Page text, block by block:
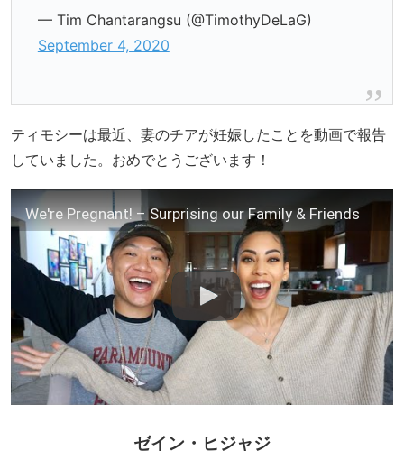
— Tim Chantarangsu (@TimothyDeLaG)
September 4, 2020
ティモシーは最近、妻のチアが妊娠したことを動画で報告
していました。おめでとうございます！
We're Pregnant! – Surprising our Family & Friends
ゼイン・ヒジャジ